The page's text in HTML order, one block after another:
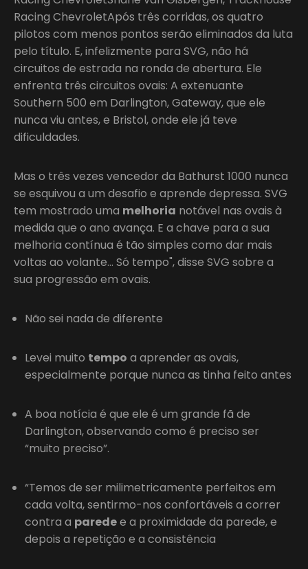
Racing ChevroletApós três corridas, os quatro
pilotos com menos pontos serão eliminados da luta
pelo título. E, infelizmente para SVG, não há
circuitos de estrada na ronda de abertura. Ele
enfrenta três circuitos ovais: A extenuante
Southern 500 em Darlington, Gateway, que ele
nunca viu antes, e Bristol, onde ele já teve
dificuldades.
Mas o três vezes vencedor da Bathurst 1000 nunca
se esquivou a um desafio e aprende depressa. SVG
tem mostrado uma melhoria notável nas ovais à
medida que o ano avança. E a chave para a sua
melhoria contínua é tão simples como dar mais
voltas ao volante… Só tempo", disse SVG sobre a
sua progressão em ovais.
Não sei nada de diferente
Levei muito tempo a aprender as ovais,
especialmente porque nunca as tinha feito antes
A boa notícia é que ele é um grande fã de
Darlington, observando como é preciso ser
“muito preciso”.
“Temos de ser milimetricamente perfeitos em
cada volta, sentirmo-nos confortáveis a correr
contra a paredee a proximidade da parede, e
depois a repetição e a consistência